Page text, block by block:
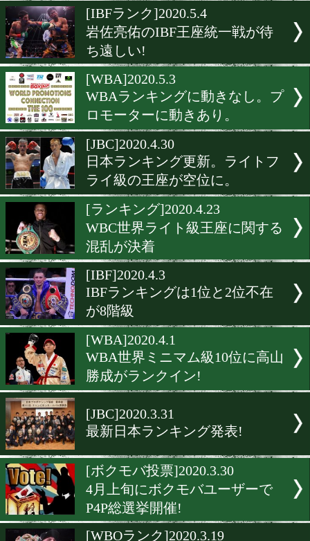
[WBC]2020.5.15
軽量級を中心にWBCラン
に動きあり!
[IBFランク]2020.5.4
岩佐亮佑のIBF王座統一戦
ち遠しい!
[WBA]2020.5.3
WBAランキングに動きな
ロモーターに動きあり。
[JBC]2020.4.30
日本ランキング更新。ライ
ライ級の王座が空位に。
[ランキング]2020.4.23
WBC世界ライト級王座に
混乱が決着
[IBF]2020.4.3
IBFランキングは1位と2位
が8階級
[WBA]2020.4.1
WBA世界ミニマム級10位